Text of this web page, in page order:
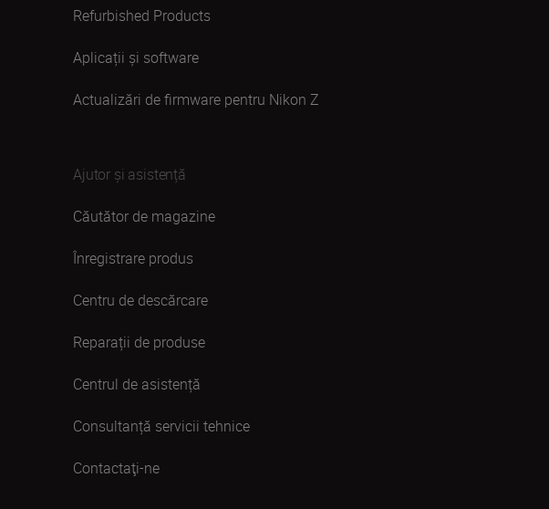
Refurbished Products
Aplicații și software
Actualizări de firmware pentru Nikon Z
Ajutor și asistență
Căutător de magazine
Înregistrare produs
Centru de descărcare
Reparații de produse
Centrul de asistență
Consultanță servicii tehnice
Contactaţi-ne